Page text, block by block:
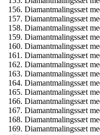
Diamantmalingssæt
Diamantmalingssæt
Diamantmalingssæt
Diamantmalingssæt
Diamantmalingssæt
Diamantmalingssæt
Diamantmalingssæt
Diamantmalingssæt
Diamantmalingssæt
Diamantmalingssæt
Diamantmalingssæt
Diamantmalingssæt
Diamantmalingssæt
Diamantmalingssæt